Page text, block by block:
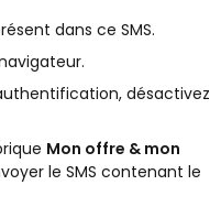
dans ce SMS.
désactivez
Mon offre & mon
le SMS contenant le